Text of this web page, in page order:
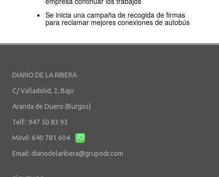
Se inicia una campaña de recogida de firmas
para reclamar mejores conexiones de autobús
DIARIO DE LA RIBERA
C/ Valladolid, 2, Bajo
Aranda de Duero (Burgos)
Telf.: 947 50 83 93
Móvil: 640 781 604
Email: diariodelaribera@grupodr.com